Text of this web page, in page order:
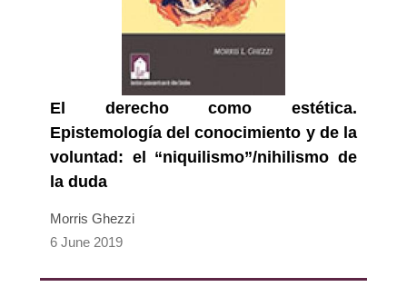
El derecho como estética.
Epistemología del conocimiento y de la
voluntad: el “niquilismo”/nihilismo de
la duda
Morris Ghezzi
6 June 2019